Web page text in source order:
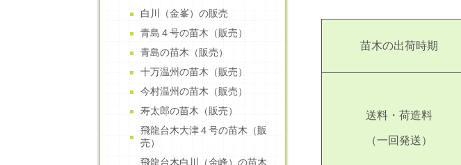
苗木の出荷時期
送料・荷造料
（一回発送）
白川（金峯）の販売
青島４号の苗木（販売）
青島の苗木（販売）
十万温州の苗木（販売）
今村温州の苗木（販売）
寿太郎の苗木（販売）
飛龍台木大津４号の苗木（販
売）
飛龍台木白川（金峰）の苗木